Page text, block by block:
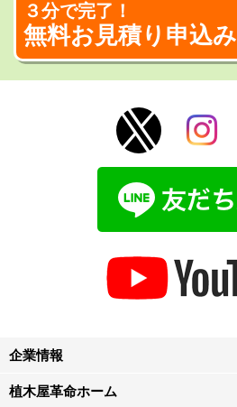
３分で完了！
無料お見積り申込み
企業情報
植木屋革命ホーム